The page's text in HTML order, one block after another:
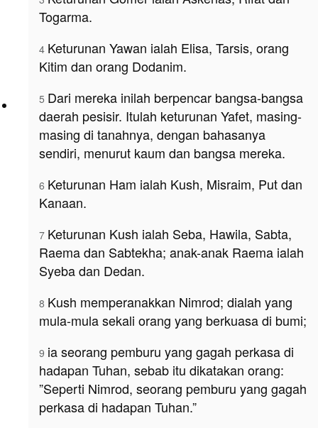
Togarma.
4 Keturunan Yawan ialah Elisa, Tarsis, orang
Kitim dan orang Dodanim.
5 Dari mereka inilah berpencar bangsa-bangsa
daerah pesisir. Itulah keturunan Yafet, masing-
masing di tanahnya, dengan bahasanya
sendiri, menurut kaum dan bangsa mereka.
6 Keturunan Ham ialah Kush, Misraim, Put dan
Kanaan.
7 Keturunan Kush ialah Seba, Hawila, Sabta,
Raema dan Sabtekha; anak-anak Raema ialah
Syeba dan Dedan.
8 Kush memperanakkan Nimrod; dialah yang
mula-mula sekali orang yang berkuasa di bumi;
9 ia seorang pemburu yang gagah perkasa di
hadapan Tuhan, sebab itu dikatakan orang:
”Seperti Nimrod, seorang pemburu yang gagah
perkasa di hadapan Tuhan.”